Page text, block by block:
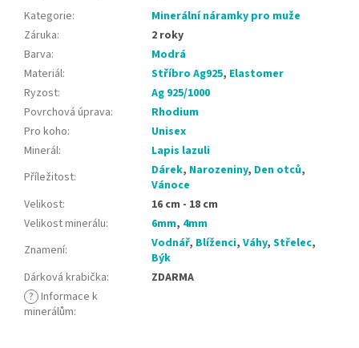
Kategorie:
Minerální náramky pro muže
Záruka:
2 roky
Barva:
Modrá
Materiál: Stříbro Ag925, Elastomer
Ryzost:
Ag 925/1000
Povrchová úprava:
Rhodium
Pro koho:
Unisex
Minerál:
Lapis lazuli
Příležitost: Dárek, Narozeniny, Den otců,
Vánoce
Velikost:
16 cm - 18 cm
Velikost minerálu: 6mm, 4mm
Znamení: Vodnář, Blíženci, Váhy, Střelec,
Býk
Dárková krabička:
ZDARMA
? Informace k
minerálům: